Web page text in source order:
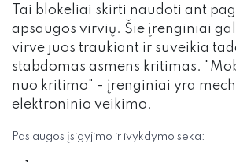
Tai blokeliai skirti naudoti ant
apsaugos virvių. Šie įrenginiai
virve juos traukiant ir suveikia
stabdomas asmens kritimas.
nuo kritimo" - įrenginiai yra
elektroninio veikimo.
Paslaugos įsigyjimo ir ivykdymo seka: